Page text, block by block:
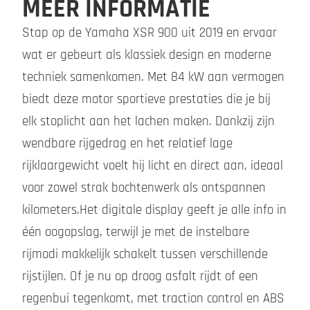
MEER INFORMATIE
Stap op de Yamaha XSR 900 uit 2019 en ervaar
wat er gebeurt als klassiek design en moderne
techniek samenkomen. Met 84 kW aan vermogen
biedt deze motor sportieve prestaties die je bij
elk stoplicht aan het lachen maken. Dankzij zijn
wendbare rijgedrag en het relatief lage
rijklaargewicht voelt hij licht en direct aan, ideaal
voor zowel strak bochtenwerk als ontspannen
kilometers.Het digitale display geeft je alle info in
één oogopslag, terwijl je met de instelbare
rijmodi makkelijk schakelt tussen verschillende
rijstijlen. Of je nu op droog asfalt rijdt of een
regenbui tegenkomt, met traction control en ABS